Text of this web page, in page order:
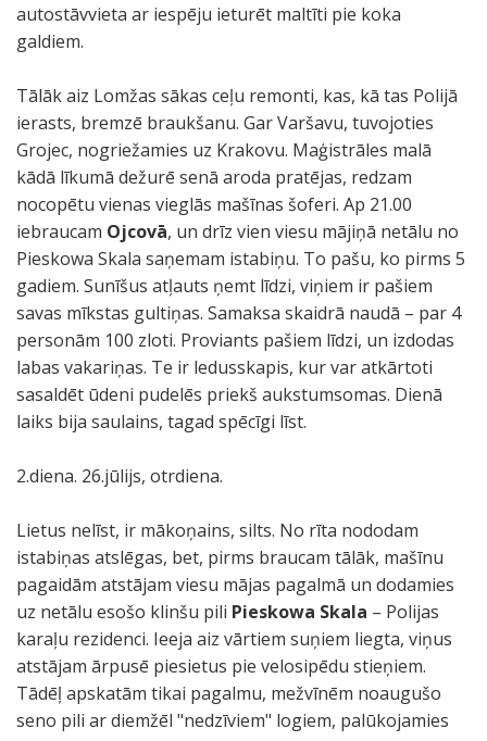
autostāvvieta ar iespēju ieturēt maltīti pie koka
galdiem.
Tālāk aiz Lomžas sākas ceļu remonti, kas, kā tas Polijā
ierasts, bremzē braukšanu. Gar Varšavu, tuvojoties
Grojec, nogriežamies uz Krakovu. Maģistrāles malā
kādā līkumā dežurē senā aroda pratējas, redzam
nocopētu vienas vieglās mašīnas šoferi. Ap 21.00
iebraucam Ojcovā, un drīz vien viesu mājiņā netālu no
Pieskowa Skala saņemam istabiņu. To pašu, ko pirms 5
gadiem. Sunīšus atļauts ņemt līdzi, viņiem ir pašiem
savas mīkstas gultiņas. Samaksa skaidrā naudā – par 4
personām 100 zloti. Proviants pašiem līdzi, un izdodas
labas vakariņas. Te ir ledusskapis, kur var atkārtoti
sasaldēt ūdeni pudelēs priekš aukstumsomas. Dienā
laiks bija saulains, tagad spēcīgi līst.
2.diena. 26.jūlijs, otrdiena.
Lietus nelīst, ir mākoņains, silts. No rīta nododam
istabiņas atslēgas, bet, pirms braucam tālāk, mašīnu
pagaidām atstājam viesu mājas pagalmā un dodamies
uz netālu esošo klinšu pili Pieskowa Skala – Polijas
karaļu rezidenci. Ieeja aiz vārtiem suņiem liegta, viņus
atstājam ārpusē piesietus pie velosipēdu stieņiem.
Tādēļ apskatām tikai pagalmu, mežvīnēm noaugušo
seno pili ar diemžēl "nedzīviem" logiem, palūkojamies